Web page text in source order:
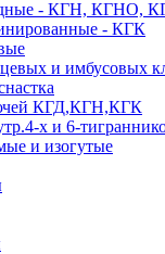
- КГН, КГНО,
- КГК
и имбусовых
КГД,КГН,КГК
х и 6-
и изогутые